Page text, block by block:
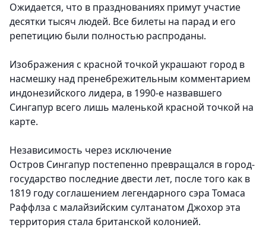
Ожидается, что в празднованиях примут участие
десятки тысяч людей. Все билеты на парад и его
репетицию были полностью распроданы.
Изображения с красной точкой украшают город в
насмешку над пренебрежительным комментарием
индонезийского лидера, в 1990-е назвавшего
Сингапур всего лишь маленькой красной точкой на
карте.
Независимость через исключение
Остров Сингапур постепенно превращался в город-
государство последние двести лет, после того как в
1819 году соглашением легендарного сэра Томаса
Раффлза с малайзийским султанатом Джохор эта
территория стала британской колонией.